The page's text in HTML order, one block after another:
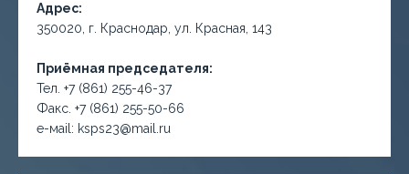
Адрес:
350020, г. Краснодар, ул. Красная, 143
Приёмная председателя:
Тел. +7 (861) 255-46-37
Факс. +7 (861) 255-50-66
е-маil: ksps23@mail.ru